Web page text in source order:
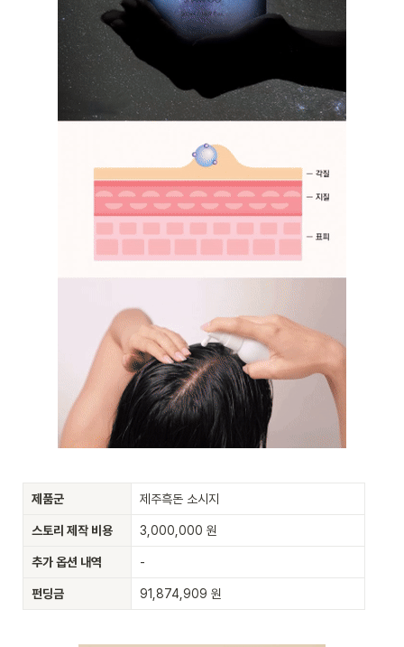
제품군 제주흑돈 소시지
스토리 제작 비용 3,000,000 원
추가 옵션 내역 -
펀딩금 91,874,909 원